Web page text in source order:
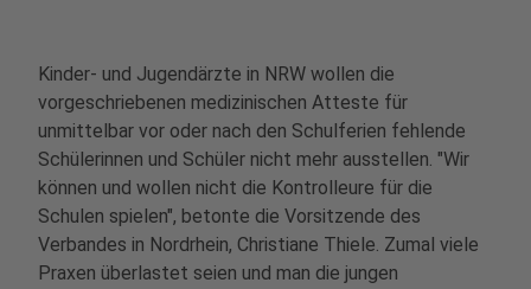
Kinder- und Jugendärzte in NRW wollen die
vorgeschriebenen medizinischen Atteste für
unmittelbar vor oder nach den Schulferien fehlende
Schülerinnen und Schüler nicht mehr ausstellen. "Wir
können und wollen nicht die Kontrolleure für die
Schulen spielen", betonte die Vorsitzende des
Verbandes in Nordrhein, Christiane Thiele. Zumal viele
Praxen überlastet seien und man die jungen